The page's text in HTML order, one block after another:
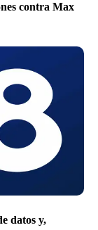
contra Max
datos y,